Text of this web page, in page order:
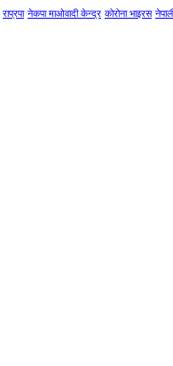
राप्रपा नेकपा माओवादी केन्द्र कोरोना भाइरस